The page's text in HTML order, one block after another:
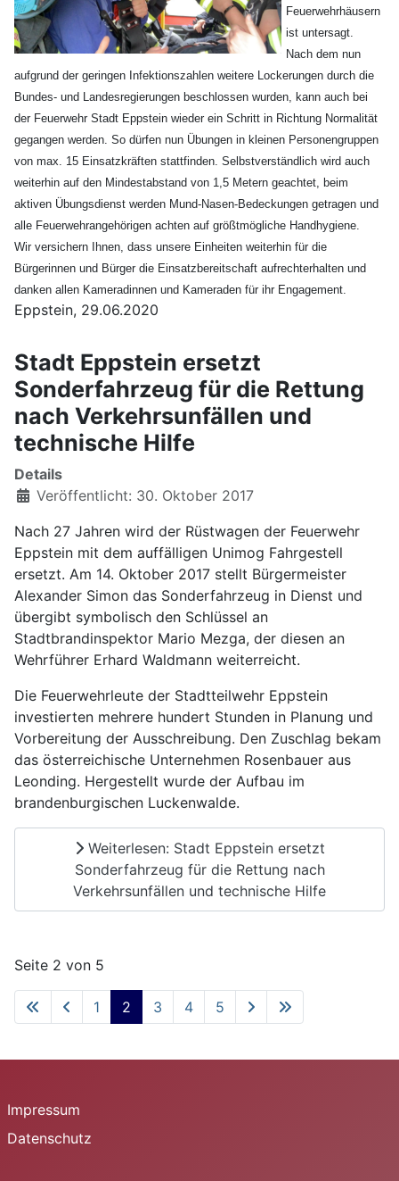
Feuerwehrhäusern
ist untersagt.
Nach dem nun
aufgrund der geringen Infektionszahlen weitere Lockerungen durch die
Bundes- und Landesregierungen beschlossen wurden, kann auch bei
der Feuerwehr Stadt Eppstein wieder ein Schritt in Richtung Normalität
gegangen werden. So dürfen nun Übungen in kleinen Personengruppen
von max. 15 Einsatzkräften stattfinden. Selbstverständlich wird auch
weiterhin auf den Mindestabstand von 1,5 Metern geachtet, beim
aktiven Übungsdienst werden Mund-Nasen-Bedeckungen getragen und
alle Feuerwehrangehörigen achten auf größtmögliche Handhygiene.
Wir versichern Ihnen, dass unsere Einheiten weiterhin für die
Bürgerinnen und Bürger die Einsatzbereitschaft aufrechterhalten und
danken allen Kameradinnen und Kameraden für ihr Engagement.
Eppstein, 29.06.2020
Stadt Eppstein ersetzt
Sonderfahrzeug für die Rettung
nach Verkehrsunfällen und
technische Hilfe
Details
Veröffentlicht: 30. Oktober 2017
Nach 27 Jahren wird der Rüstwagen der Feuerwehr
Eppstein mit dem auffälligen Unimog Fahrgestell
ersetzt. Am 14. Oktober 2017 stellt Bürgermeister
Alexander Simon das Sonderfahrzeug in Dienst und
übergibt symbolisch den Schlüssel an
Stadtbrandinspektor Mario Mezga, der diesen an
Wehrführer Erhard Waldmann weiterreicht.
Die Feuerwehrleute der Stadtteilwehr Eppstein
investierten mehrere hundert Stunden in Planung und
Vorbereitung der Ausschreibung. Den Zuschlag bekam
das österreichische Unternehmen Rosenbauer aus
Leonding. Hergestellt wurde der Aufbau im
brandenburgischen Luckenwalde.
Weiterlesen: Stadt Eppstein ersetzt
Sonderfahrzeug für die Rettung nach
Verkehrsunfällen und technische Hilfe
Seite 2 von 5
1 2 3 4 5
Impressum
Datenschutz